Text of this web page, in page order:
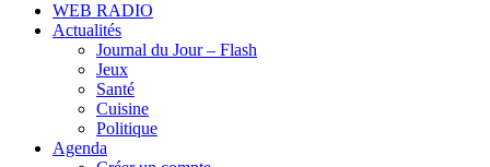
WEB RADIO
Actualités
Journal du Jour – Flash
Jeux
Santé
Cuisine
Politique
Agenda